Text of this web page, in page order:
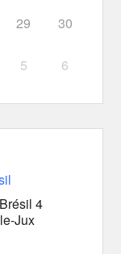
29 30
5 6
4
Jux